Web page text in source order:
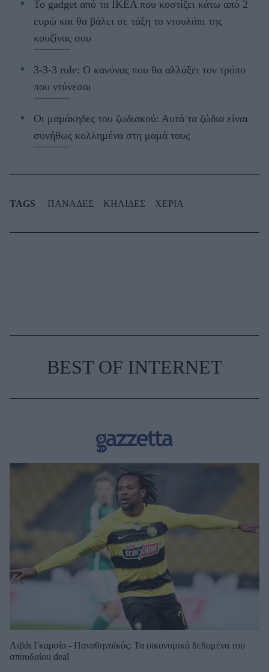
Το gadget από τα IKEA που κοστίζει κάτω από 2
ευρώ και θα βάλει σε τάξη το ντουλάπι της
κουζίνας σου
3-3-3 rule: Ο κανόνας που θα αλλάξει τον τρόπο
που ντύνεσαι
Οι μαμάκηδες του ζωδιακού: Αυτά τα ζώδια είναι
συνήθως κολλημένα στη μαμά τους
TAGS ΠΑΝΑΔΕΣ ΚΗΛΙΔΕΣ ΧΕΡΙΑ
BEST OF INTERNET
Λιβάι Γκαρσία - Παναθηναϊκός: Τα οικονομικά δεδομένα του
σπουδαίου deal